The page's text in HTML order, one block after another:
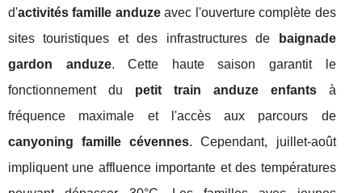
d'activités famille anduzeavec l'ouverture complète des
sites touristiques et des infrastructures de
baignade
gardon anduze. Cette haute saison garantit le
fonctionnement du petit train anduze enfantsà
fréquence maximale et l'accès aux parcours de
canyoning famille cévennes. Cependant, juillet-août
impliquent une affluence importante et des températures